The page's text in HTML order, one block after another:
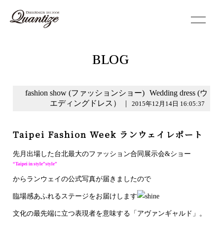
BLOG
fashion show (ファッションショー)
Wedding dress (ウ
エディングドレス）
| 2015年12月14日 16:05:37
Taipei Fashion Week ランウェイレポート
先月出場した台北最大のファッション合同展示会&ショー
“Taipei in style”style”
からランウェイの公式写真が届きましたので
臨場感あふれるステージをお届けします
文化の最先端に立つ表現者を意味する「アヴァンギャルド」。